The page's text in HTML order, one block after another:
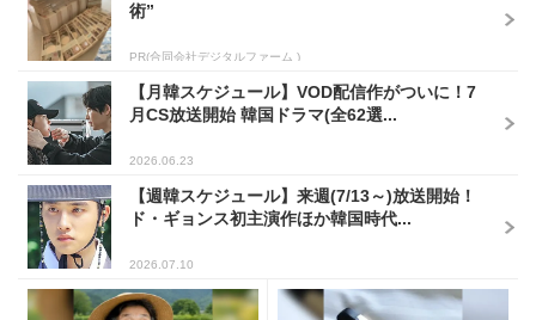
術”
PR(合同会社デジタルファーム )
【月韓スケジュール】VOD配信作がついに！7
月CS放送開始 韓国ドラマ(全62選...
2026.06.23
【週韓スケジュール】来週(7/13～)放送開始！
ド・ギョンス初主演作ほか韓国時代...
2026.07.10